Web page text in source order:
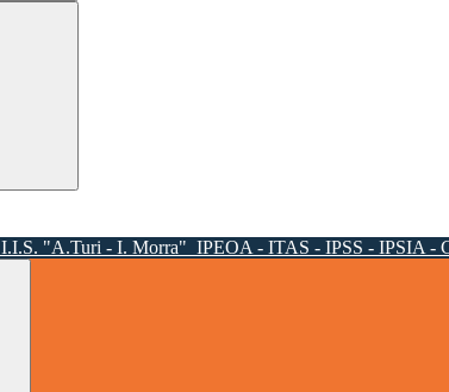
I.I.S. "A.Turi - I. Morra" IPEOA - ITAS - IPSS - IPSIA -